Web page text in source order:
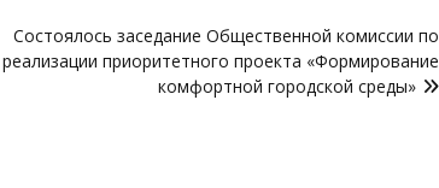
Состоялось заседание Общественной комиссии по
реализации приоритетного проекта «Формирование
комфортной городской среды»